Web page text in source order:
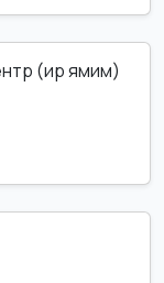
(ир ямим)